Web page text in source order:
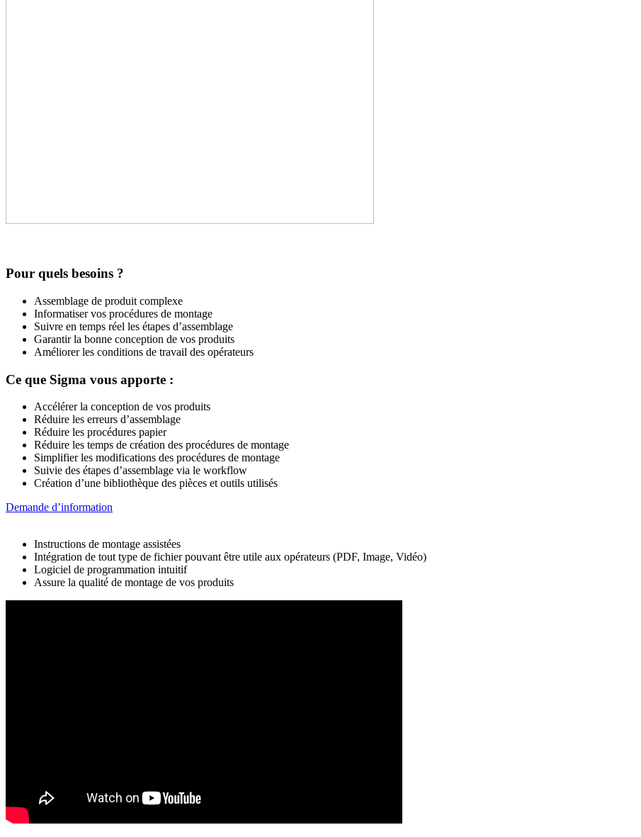
Pour quels besoins ?
Assemblage de produit complexe
Informatiser vos procédures de montage
Suivre en temps réel les étapes d’assemblage
Garantir la bonne conception de vos produits
Améliorer les conditions de travail des opérateurs
Ce que Sigma vous apporte :
Accélérer la conception de vos produits
Réduire les erreurs d’assemblage
Réduire les procédures papier
Réduire les temps de création des procédures de montage
Simplifier les modifications des procédures de montage
Suivie des étapes d’assemblage via le workflow
Création d’une bibliothèque des pièces et outils utilisés
Demande d’information
Instructions de montage assistées
Intégration de tout type de fichier pouvant être utile aux opérateurs (PDF, Image, Vidéo)
Logiciel de programmation intuitif
Assure la qualité de montage de vos produits